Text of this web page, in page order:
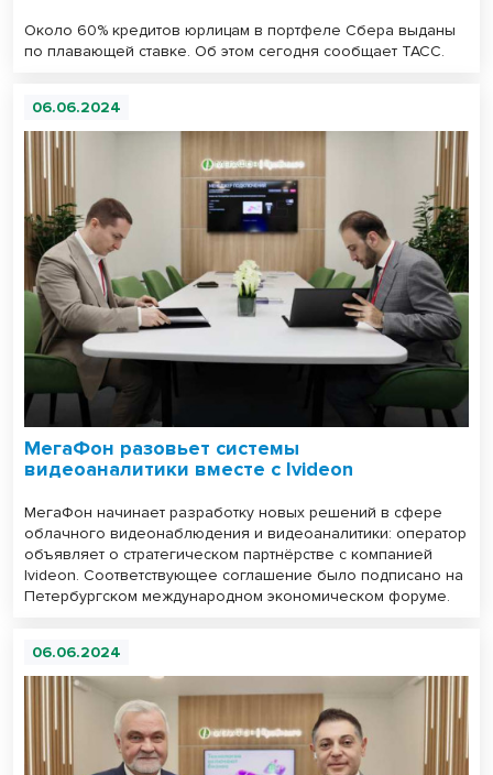
Около 60% кредитов юрлицам в портфеле Сбера выданы
по плавающей ставке. Об этом сегодня сообщает ТАСС.
06.06.2024
МегаФон разовьет системы
видеоаналитики вместе с Ivideon
МегаФон начинает разработку новых решений в сфере
облачного видеонаблюдения и видеоаналитики: оператор
объявляет о стратегическом партнёрстве с компанией
Ivideon. Соответствующее соглашение было подписано на
Петербургском международном экономическом форуме.
06.06.2024